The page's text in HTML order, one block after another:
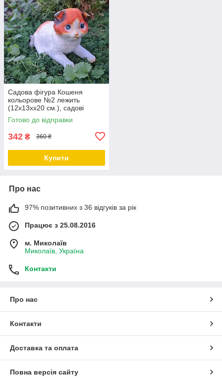
Садова фігура Кошеня
кольорове №2 лежить
(12х13хх20 см.), садові
статуетки, садові фігури з
полістоуну, фігури в сад
Готово до відправки
342 ₴ 360 ₴
Купити
Про нас
97% позитивних з 36 відгуків за рік
Працює з 25.08.2016
м. Миколаїв
Миколаїв, Україна
Контакти
Про нас
Контакти
Доставка та оплата
Повна версія сайту